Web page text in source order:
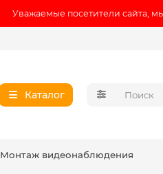
Уважаемые посетители сайта,
Каталог
Монтаж видеонаблюдения